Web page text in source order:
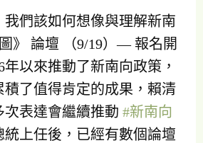
我們該如何想像與理解新南
》 論壇 （9/19）— 報名開
以來推動了新南向政策，
積了值得肯定的成果，賴清
表達會繼續推動 #新南向
統上任後，已經有數個論壇